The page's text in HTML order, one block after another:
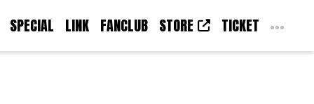
SPECIAL LINK FANCLUB STORE TICKET